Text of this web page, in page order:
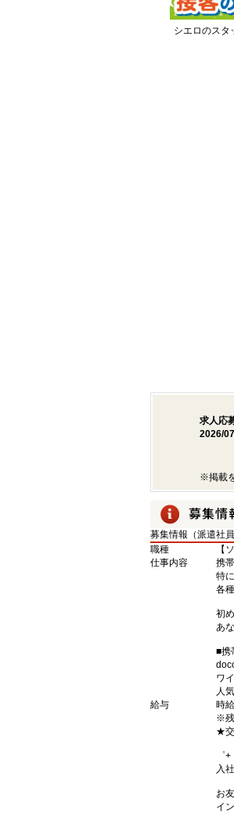
シエロのスタ
求人応
2026/
※掲載
募集情報（派遣社
職種
【
仕事内容
携
特
各
初
あ
■携
ワ
人
給与
時
※
★交
゜
入
お
イ